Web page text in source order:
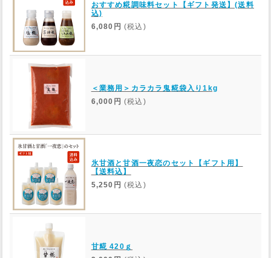
おすすめ糀調味料セット【ギフト発送】(送料
込)
6,080円 (税込)
＜業務用＞カラカラ鬼糀袋入り1kg
6,000円 (税込)
氷甘酒と甘酒一夜恋のセット【ギフト用】
【送料込】
5,250円 (税込)
甘糀 420ｇ